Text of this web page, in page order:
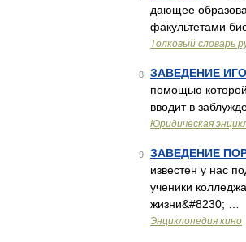
дающее
факультетами
Толковый словарь
8 ЗАВЕДЕНИЕ
помощью
вводит в
Юридическая
9 ЗАВЕДЕНИЕ
известен у нас
ученики
жизни&#8230; …
Энциклопедия кино